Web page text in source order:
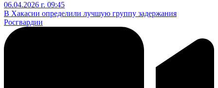
06.04.2026 г. 09:45
В Хакасии определили лучшую группу задержания
Росгвардии